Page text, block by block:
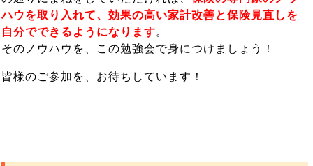
ハウを取り入れて、効果の高い家計改善と保険見直しを
自分でできるようになります。
そのノウハウを、この勉強会で身につけましょう！
皆様のご参加を、お待ちしています！